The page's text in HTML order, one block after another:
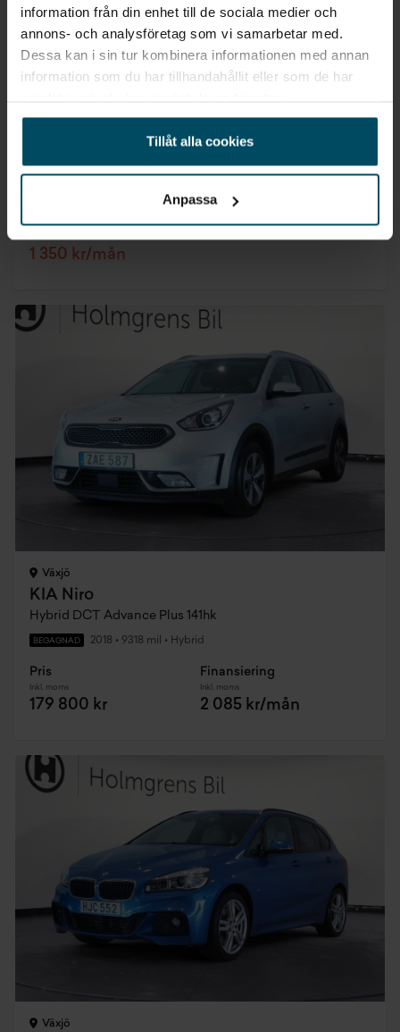
information från din enhet till de sociala medier och
annons- och analysföretag som vi samarbetar med.
Dessa kan i sin tur kombinera informationen med annan
information som du har tillhandahållit eller som de har
Tillåt alla cookies
Anpassa
Växjö
Ford Puma
Inkl. moms Inkl. moms
1 690 kr/mån
Företagsleasing
1 350 kr/mån
Växjö
KIA Niro
Hybrid DCT Advance Plus 141hk
BEGAGNAD 2018 • 9318 mil • Hybrid
Pris
Inkl. moms
179 800 kr
Finansiering
Inkl. moms
2 085 kr/mån
Växjö